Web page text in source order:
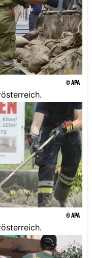
© APA
© APA